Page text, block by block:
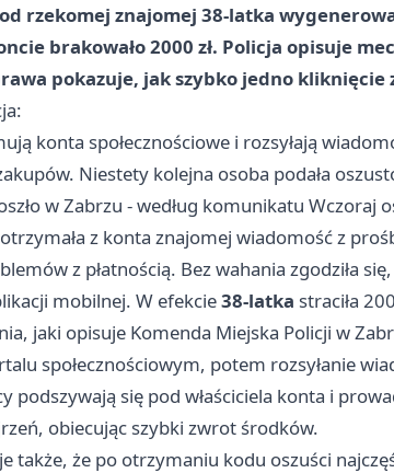
rzekomej znajomej 38-latka
brakowało 2000 zł. Policja opisuje
pokazuje, jak szybko jedno
konta społecznościowe i rozsyłają
Niestety kolejna osoba podała
w Zabrzu - według komunikatu Wczoraj
z konta znajomej wiadomość z
z płatnością. Bez wahania zgodziła się,
mobilnej. W efekcie38-latka straciła
jaki opisuje Komenda Miejska Policji w
społecznościowym, potem rozsyłanie
podszywają się pod właściciela konta i
obiecując szybki zwrot środków.
także, że po otrzymaniu kodu oszuści